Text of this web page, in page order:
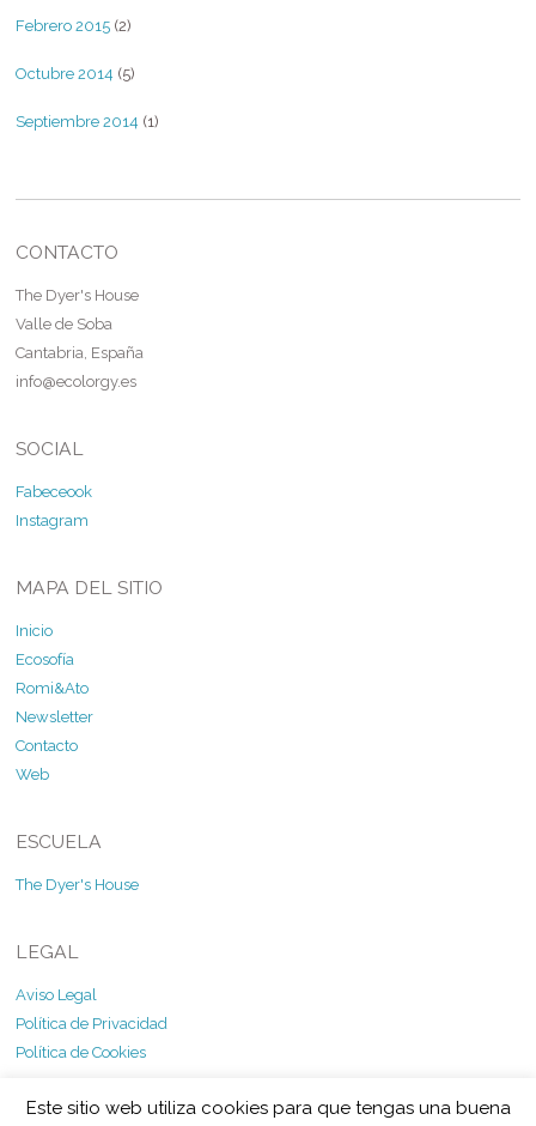
Febrero 2015 (2)
Octubre 2014 (5)
Septiembre 2014 (1)
CONTACTO
The Dyer's House
Valle de Soba
Cantabria, España
info@ecolorgy.es
SOCIAL
Fabeceook
Instagram
MAPA DEL SITIO
Inicio
Ecosofía
Romi&Ato
Newsletter
Contacto
Web
ESCUELA
The Dyer's House
LEGAL
Aviso Legal
Política de Privacidad
Política de Cookies
Este sitio web utiliza cookies para que tengas una buena